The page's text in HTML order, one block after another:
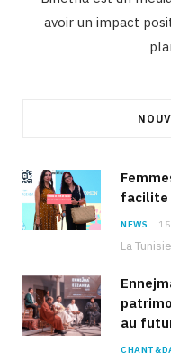
avoir un impact
facilite
NEWS
au